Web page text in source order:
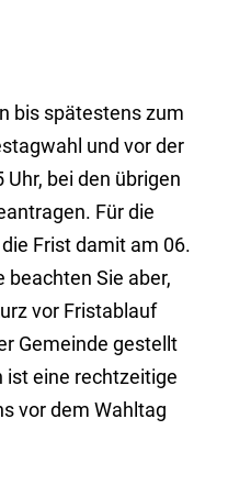
bis spätestens zum
und vor der
bei den übrigen
Für die
Frist damit am 06.
beachten Sie aber,
vor Fristablauf
Gemeinde gestellt
ist eine rechtzeitige
vor dem Wahltag